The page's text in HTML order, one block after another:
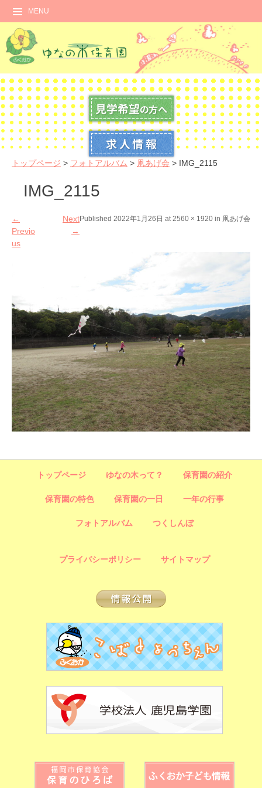
MENU
トップページ > フォトアルバム > 凧あげ会 > IMG_2115
IMG_2115
Published 2022年1月26日 at 2560 × 1920 in 凧あげ会
←
Previo
us
Next
→
トップページ ゆなの木って？ 保育園の紹介
保育園の特色 保育園の一日 一年の行事
フォトアルバム つくしんぼ
プライバシーポリシー サイトマップ